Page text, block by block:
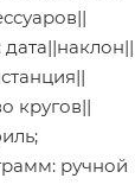
кругов||
ручной